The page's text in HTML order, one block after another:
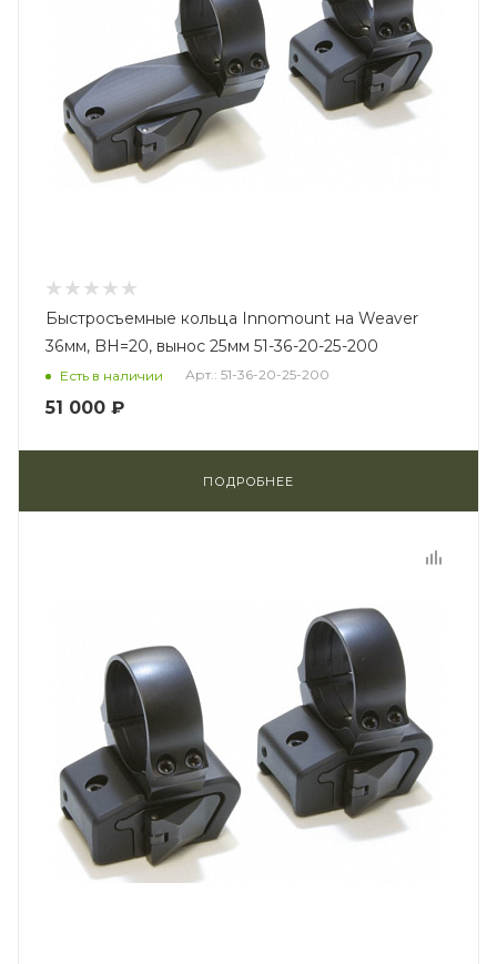
Быстросъемные кольца Innomount на Weaver
36мм, BH=20, вынос 25мм 51-36-20-25-200
Есть в наличии Арт.: 51-36-20-25-200
51 000 ₽
ПОДРОБНЕЕ